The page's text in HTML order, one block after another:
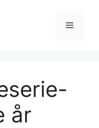
Meny
år